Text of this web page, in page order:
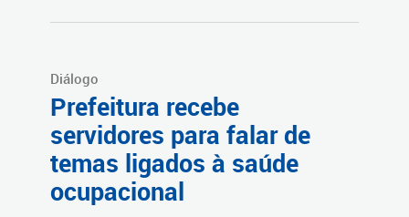
Diálogo
Prefeitura recebe
servidores para falar de
temas ligados à saúde
ocupacional